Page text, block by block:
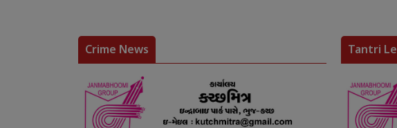
Crime News Tantri